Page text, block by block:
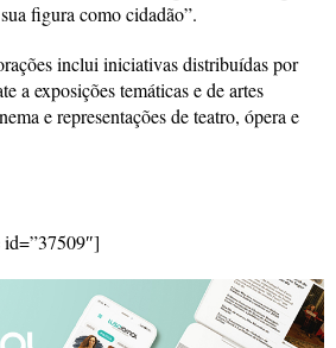
figura como cidadão”.
inclui iniciativas distribuídas por
a exposições temáticas e de artes
e representações de teatro, ópera e